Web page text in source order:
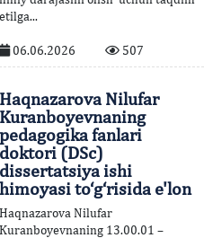
etilga...
06.06.2026 507
Haqnazarova Nilufar
Kuranboyevnaning
pedagogika fanlari
doktori (DSc)
dissertatsiya ishi
himoyasi to‘g‘risida e'lon
Haqnazarova Nilufar
Kuranboyevnaning 13.00.01 –